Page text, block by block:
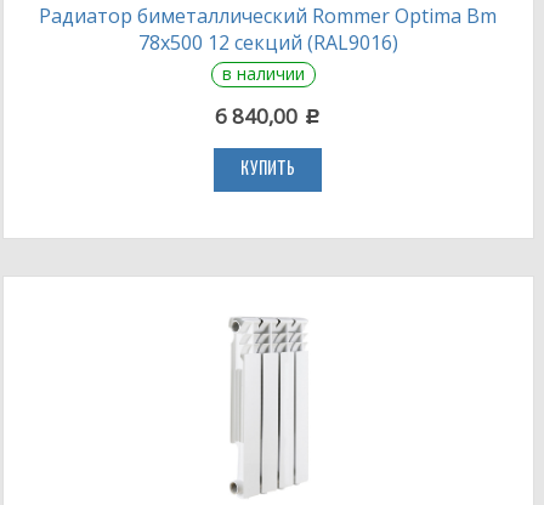
Радиатор биметаллический Rommer Optima Bm
78х500 12 секций (RAL9016)
в наличии
6 840,00 c
КУПИТЬ